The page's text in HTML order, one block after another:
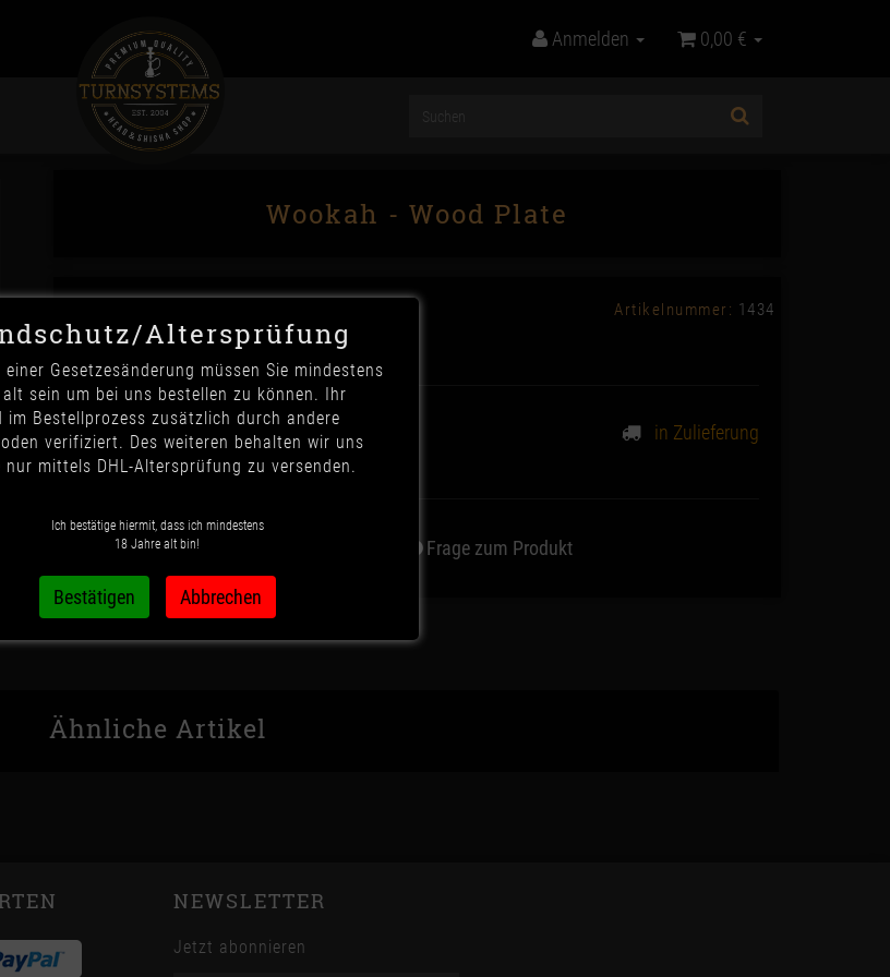
Anmelden 0,00 €
Wookah - Wood Plate
Artikelnummer: 1434
54,90 € *
in Zulieferung
Wunschzettel Frage zum Produkt
Ähnliche Artikel
NEWSLETTER
Jetzt abonnieren
Altersprüfung
Gesetzesänderung müssen Sie mindestens
sein um bei uns bestellen zu können. Ihr
im Bestellprozess zusätzlich durch andere
verifiziert. Des weiteren behalten wir uns
nur mittels DHL-Altersprüfung zu versenden.
Ich bestätige hiermit, dass ich mindestens
18 Jahre alt bin!